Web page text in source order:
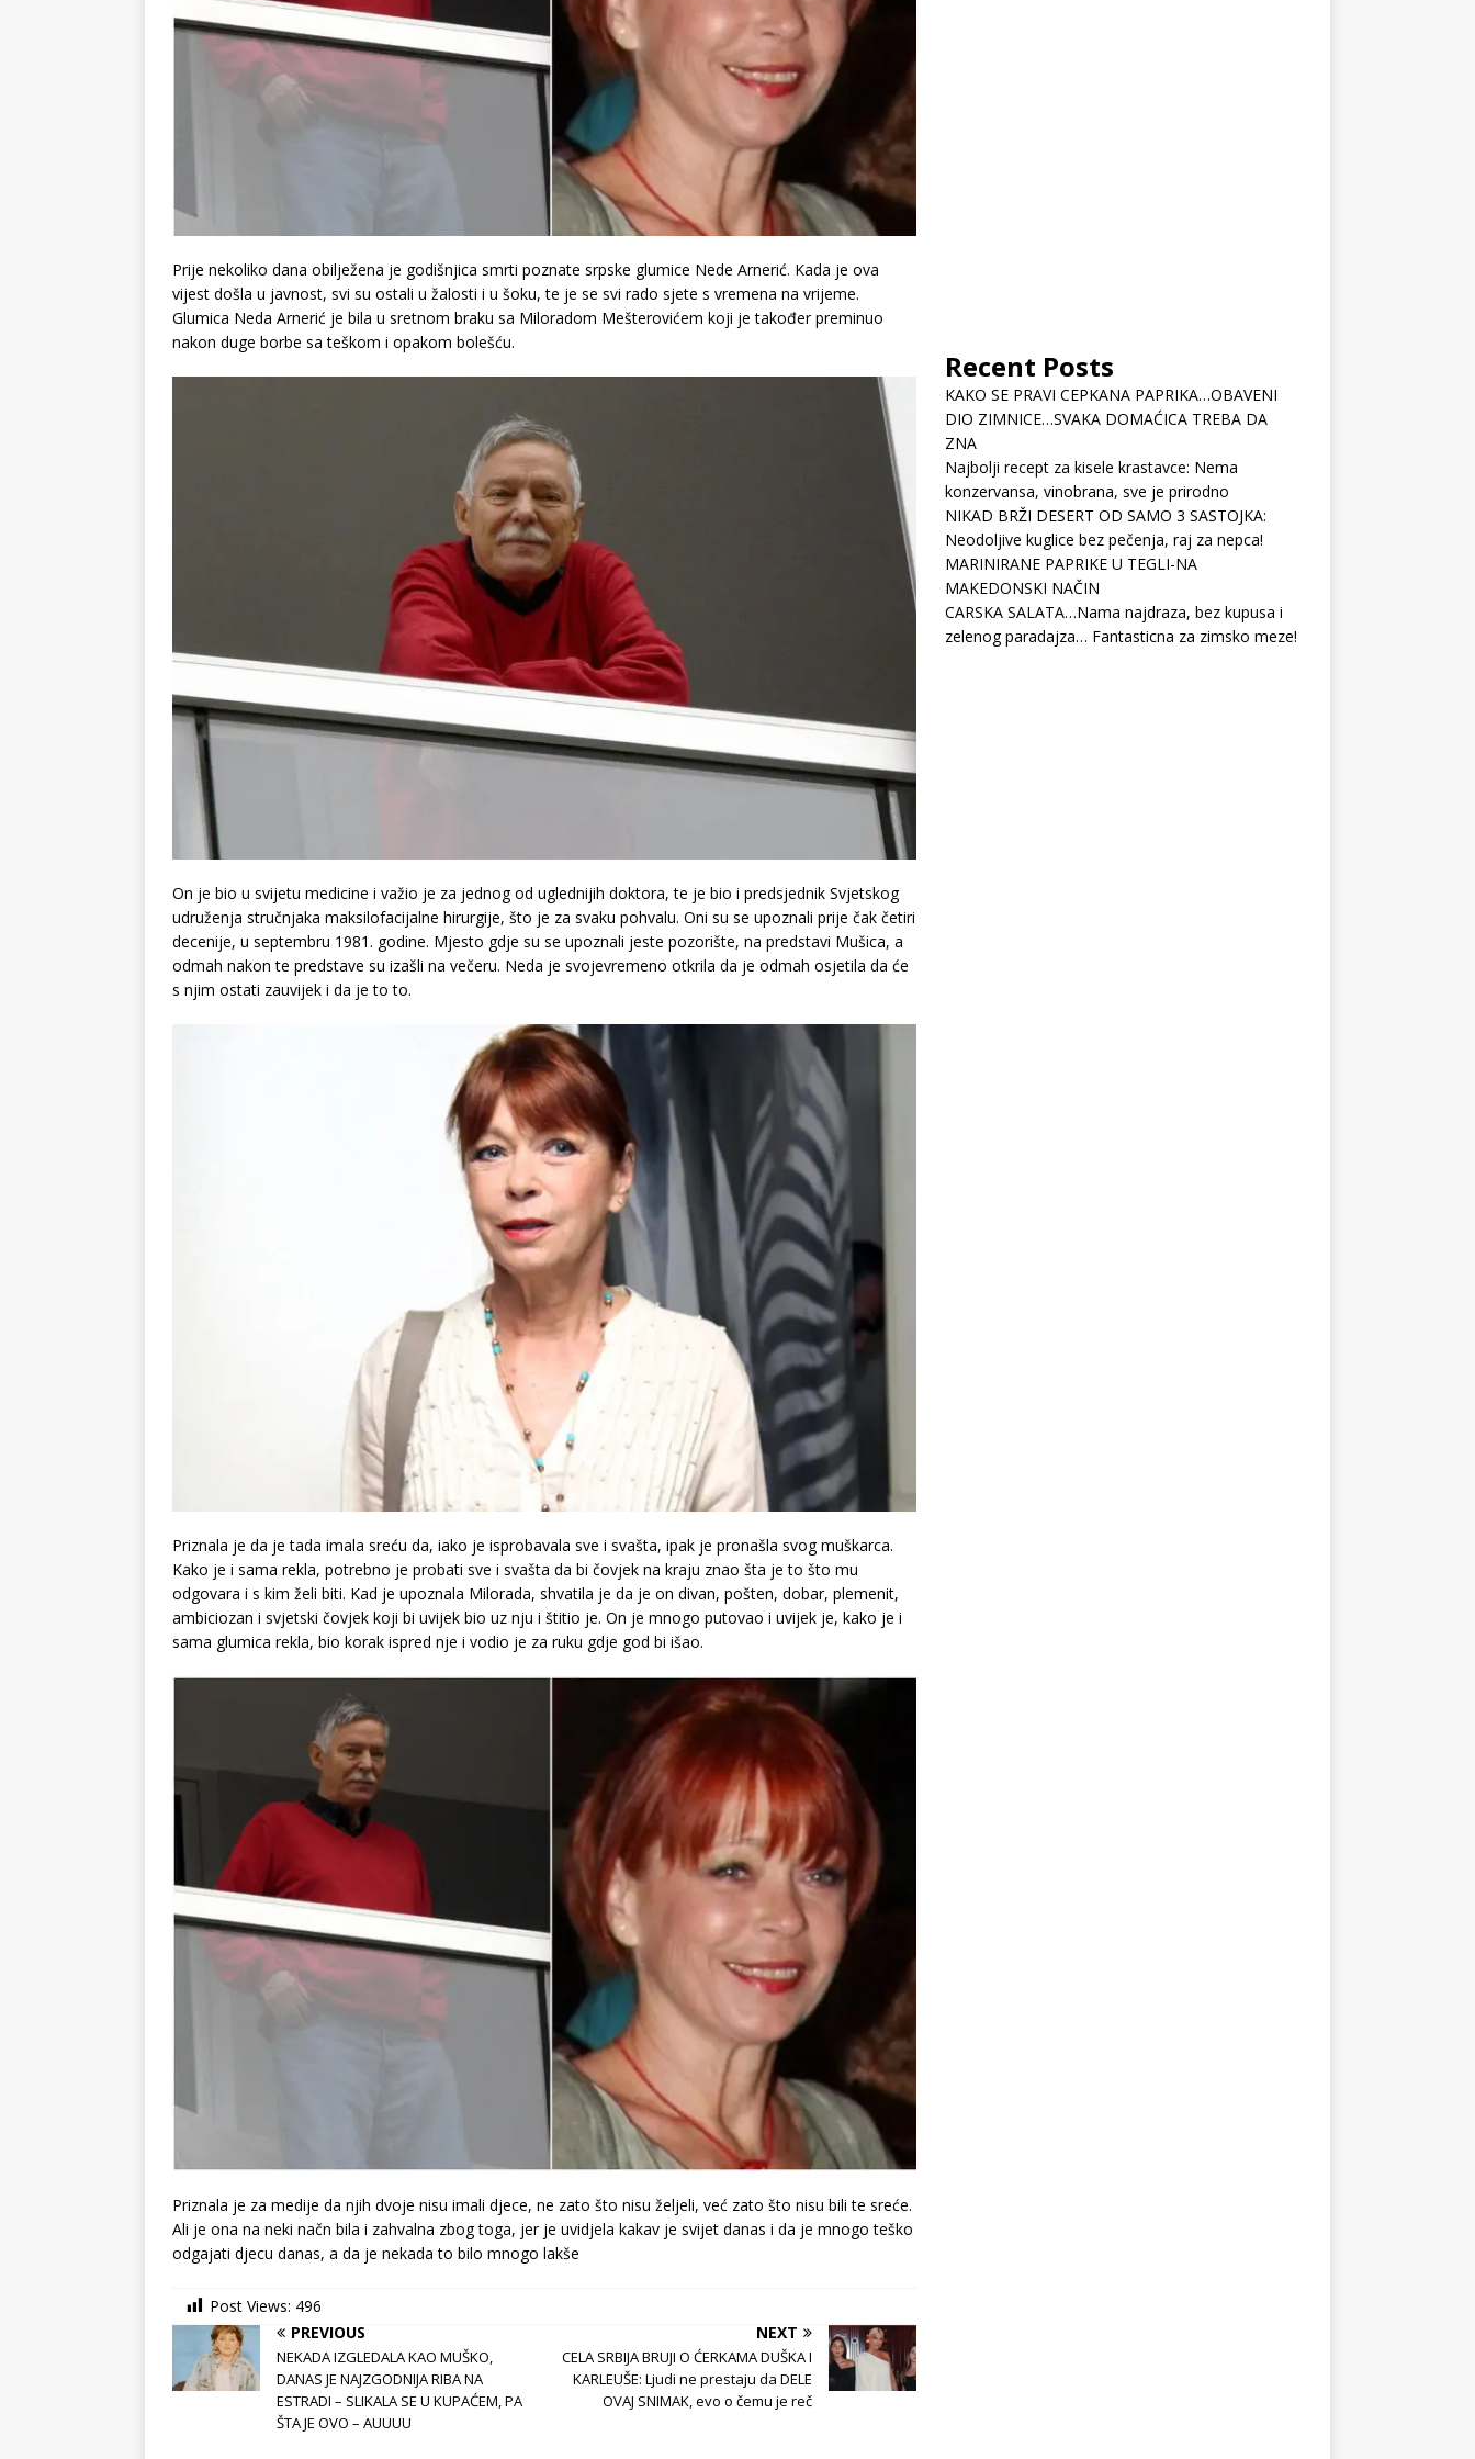
Prije nekoliko dana obilježena je godišnjica smrti poznate srpske glumice Nede Arnerić. Kada je ova
vijest došla u javnost, svi su ostali u žalosti i u šoku, te je se svi rado sjete s vremena na vrijeme.
Glumica Neda Arnerić je bila u sretnom braku sa Miloradom Mešterovićem koji je također preminuo
nakon duge borbe sa teškom i opakom bolešću.
On je bio u svijetu medicine i važio je za jednog od uglednijih doktora, te je bio i predsjednik Svjetskog
udruženja stručnjaka maksilofacijalne hirurgije, što je za svaku pohvalu. Oni su se upoznali prije čak četiri
decenije, u septembru 1981. godine. Mjesto gdje su se upoznali jeste pozorište, na predstavi Mušica, a
odmah nakon te predstave su izašli na večeru. Neda je svojevremeno otkrila da je odmah osjetila da će
s njim ostati zauvijek i da je to to.
Priznala je da je tada imala sreću da, iako je isprobavala sve i svašta, ipak je pronašla svog muškarca.
Kako je i sama rekla, potrebno je probati sve i svašta da bi čovjek na kraju znao šta je to što mu
odgovara i s kim želi biti. Kad je upoznala Milorada, shvatila je da je on divan, pošten, dobar, plemenit,
ambiciozan i svjetski čovjek koji bi uvijek bio uz nju i štitio je. On je mnogo putovao i uvijek je, kako je i
sama glumica rekla, bio korak ispred nje i vodio je za ruku gdje god bi išao.
Priznala je za medije da njih dvoje nisu imali djece, ne zato što nisu željeli, već zato što nisu bili te sreće.
Ali je ona na neki načn bila i zahvalna zbog toga, jer je uvidjela kakav je svijet danas i da je mnogo teško
odgajati djecu danas, a da je nekada to bilo mnogo lakše
Post Views: 496
PREVIOUS
NEKADA IZGLEDALA KAO MUŠKO,
DANAS JE NAJZGODNIJA RIBA NA
ESTRADI – SLIKALA SE U KUPAĆEM, PA
ŠTA JE OVO – AUUUU
NEXT
CELA SRBIJA BRUJI O ĆERKAMA DUŠKA I
KARLEUŠE: Ljudi ne prestaju da DELE
OVAJ SNIMAK, evo o čemu je reč
Recent Posts
KAKO SE PRAVI CEPKANA PAPRIKA…OBAVENI
DIO ZIMNICE…SVAKA DOMAĆICA TREBA DA
ZNA
Najbolji recept za kisele krastavce: Nema
konzervansa, vinobrana, sve je prirodno
NIKAD BRŽI DESERT OD SAMO 3 SASTOJKA:
Neodoljive kuglice bez pečenja, raj za nepca!
MARINIRANE PAPRIKE U TEGLI-NA
MAKEDONSKI NAČIN
CARSKA SALATA…Nama najdraza, bez kupusa i
zelenog paradajza… Fantasticna za zimsko meze!